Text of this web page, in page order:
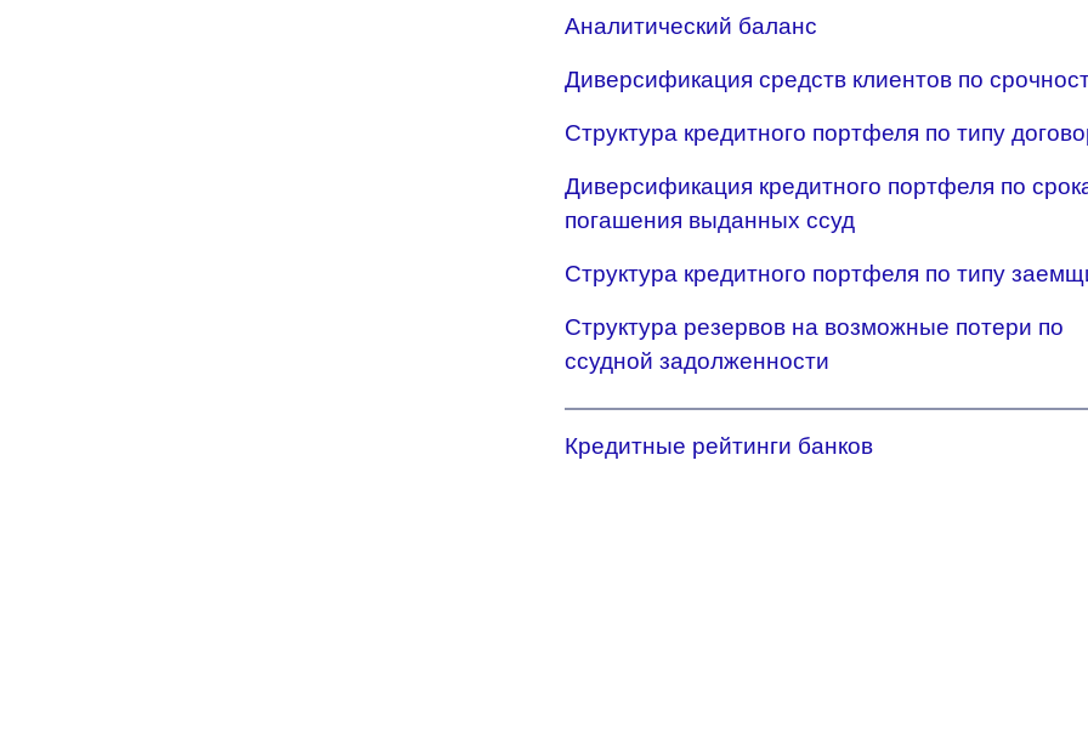
Аналитический баланс
Диверсификация средств клиентов по
Структура кредитного портфеля по типу
Диверсификация кредитного портфеля по
погашения выданных ссуд
Структура кредитного портфеля по типу
Структура резервов на возможные потери по
ссудной задолженности
Кредитные рейтинги банков